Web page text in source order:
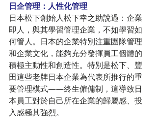
日企管理：人性化管理
日本松下創始人松下幸之助說過：企業
即人，與其學習管理企業，不如學習如
何管人。日本的企業特別注重團隊管理
和企業文化，能夠充分發揮員工個體的
積極主動性和創造性。特別是松下、豐
田這些老牌日本企業為代表所推行的重
要管理模式——終生僱傭制，這導致日
本員工對於自己所在企業的歸屬感、投
入感極其強烈。